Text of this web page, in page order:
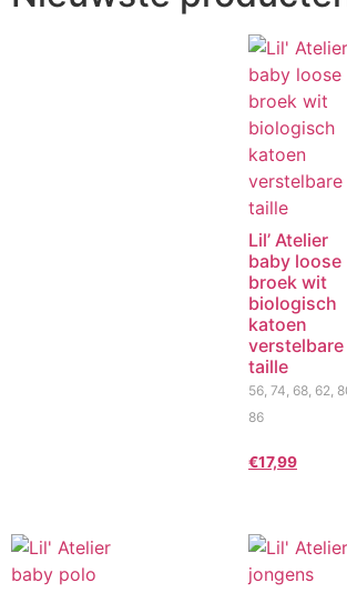
Lil’ Atelier
baby loose
broek wit
biologisch
katoen
verstelbare
taille
56, 74, 68, 62,
86
€17,99